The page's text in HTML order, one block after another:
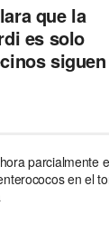
que la
es solo
parcialmente
en el